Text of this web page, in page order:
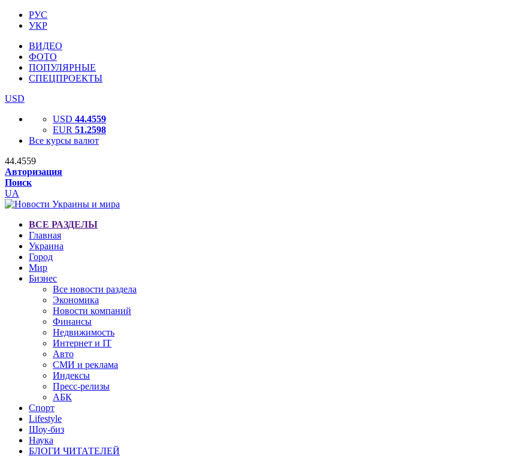
РУС
УКР
ВИДЕО
ФОТО
ПОПУЛЯРНЫЕ
СПЕЦПРОЕКТЫ
USD
USD 44.4559
EUR 51.2598
Все курсы валют
44.4559
Авторизация
Поиск
UA
ВСЕ РАЗДЕЛЫ
Главная
Украина
Город
Мир
Бизнес
Все новости раздела
Экономика
Новости компаний
Финансы
Недвижимость
Интернет и IT
Авто
СМИ и реклама
Индексы
Пресс-релизы
АБК
Спорт
Lifestyle
Шоу-биз
Наука
БЛОГИ ЧИТАТЕЛЕЙ